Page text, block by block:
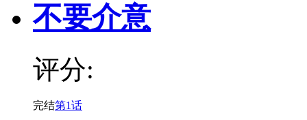
不要介意
评分:
完结第1话